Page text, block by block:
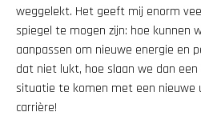
weggelekt. Het geeft mij enorm
spiegel te mogen zijn: hoe kunnen
aanpassen om nieuwe energie en
dat niet lukt, hoe slaan we dan
situatie te komen met een nieuwe
carrière!